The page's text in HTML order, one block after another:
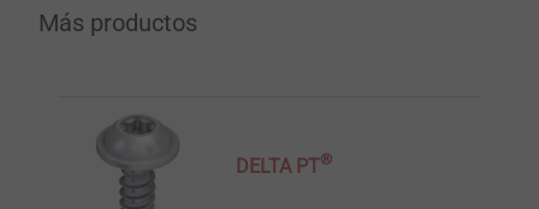
Más productos
DELTA PT®